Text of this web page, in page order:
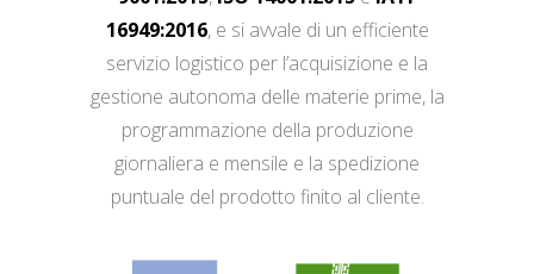
16949:2016, e si avvale di un efficiente
servizio logistico per l’acquisizione e la
gestione autonoma delle materie prime, la
programmazione della produzione
giornaliera e mensile e la spedizione
puntuale del prodotto finito al cliente.